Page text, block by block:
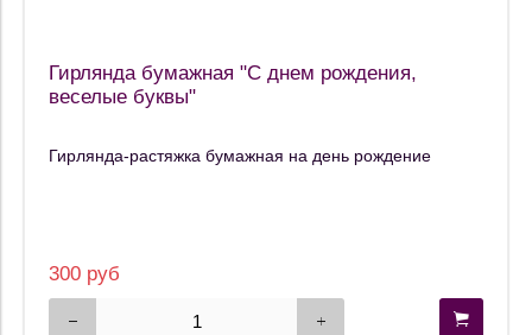
Гирлянда бумажная "С днем рождения,
веселые буквы"
Гирлянда-растяжка бумажная на день рождение
300 руб